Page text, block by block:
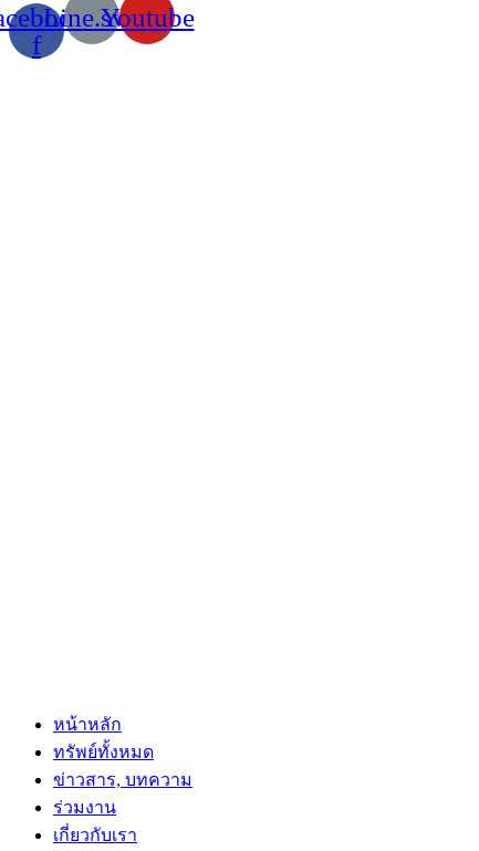
f
Line.svgYoutube
หน้าหลัก
ทรัพย์ทั้งหมด
ข่าวสาร, บทความ
ร่วมงาน
เกี่ยวกับเรา